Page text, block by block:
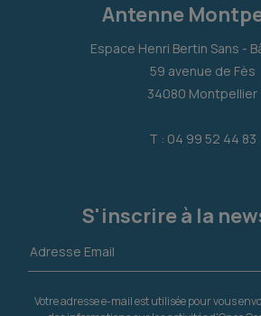
Antenne
Espace Henri Bertin Sans -
59 avenue de Fès
34080 Montpellier
T : 04 99 52 44 83
S'inscrire à la
Votre adresse e-mail est utilisée pour vous